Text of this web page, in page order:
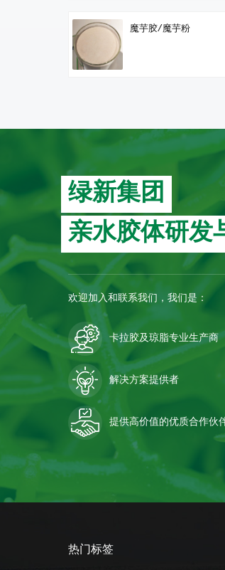
魔芋胶/魔芋粉
绿新集团
亲水胶体研发
欢迎加入和联系我们，我们是：
卡拉胶及琼脂专业生产商
解决方案提供者
提供高价值的优质合作伙
热门标签